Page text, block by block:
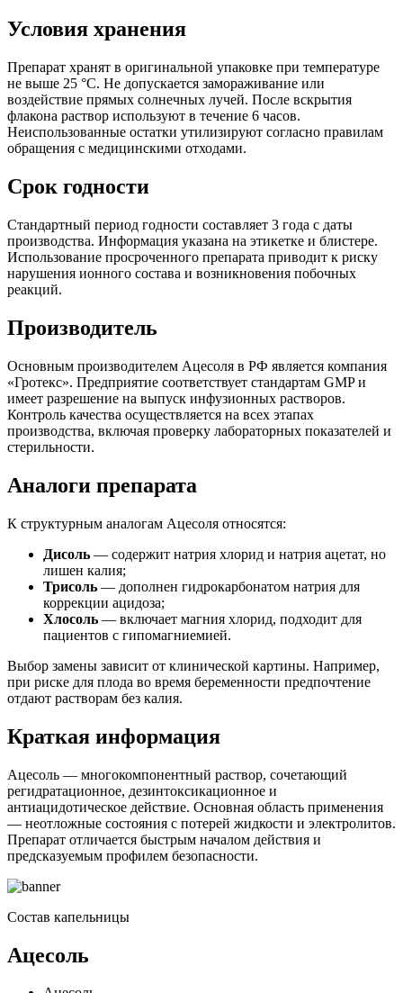
Условия хранения
Препарат хранят в оригинальной упаковке при температуре
не выше 25 °C. Не допускается замораживание или
воздействие прямых солнечных лучей. После вскрытия
флакона раствор используют в течение 6 часов.
Неиспользованные остатки утилизируют согласно правилам
обращения с медицинскими отходами.
Срок годности
Стандартный период годности составляет 3 года с даты
производства. Информация указана на этикетке и блистере.
Использование просроченного препарата приводит к риску
нарушения ионного состава и возникновения побочных
реакций.
Производитель
Основным производителем Ацесоля в РФ является компания
«Гротекс». Предприятие соответствует стандартам GMP и
имеет разрешение на выпуск инфузионных растворов.
Контроль качества осуществляется на всех этапах
производства, включая проверку лабораторных показателей и
стерильности.
Аналоги препарата
К структурным аналогам Ацесоля относятся:
Дисоль — содержит натрия хлорид и натрия ацетат, но
лишен калия;
Трисоль — дополнен гидрокарбонатом натрия для
коррекции ацидоза;
Хлосоль — включает магния хлорид, подходит для
пациентов с гипомагниемией.
Выбор замены зависит от клинической картины. Например,
при риске для плода во время беременности предпочтение
отдают растворам без калия.
Краткая информация
Ацесоль — многокомпонентный раствор, сочетающий
регидратационное, дезинтоксикационное и
антиацидотическое действие. Основная область применения
— неотложные состояния с потерей жидкости и электролитов.
Препарат отличается быстрым началом действия и
предсказуемым профилем безопасности.
Состав капельницы
Ацесоль